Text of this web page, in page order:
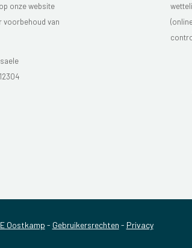
onze website
voorbehoud van
Oostkamp - Gebruikersrechten - Privacy